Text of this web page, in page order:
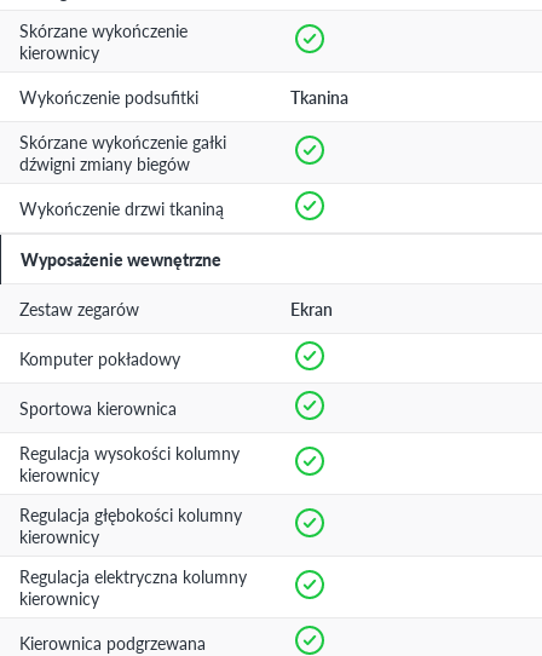
Skórzane wykończenie
kierownicy
Wykończenie podsufitki
Tkanina
Skórzane wykończenie gałki
dźwigni zmiany biegów
Wykończenie drzwi tkaniną
Wyposażenie wewnętrzne
Zestaw zegarów Ekran
Komputer pokładowy
Sportowa kierownica
Regulacja wysokości kolumny
kierownicy
Regulacja głębokości kolumny
kierownicy
Regulacja elektryczna kolumny
kierownicy
Kierownica podgrzewana